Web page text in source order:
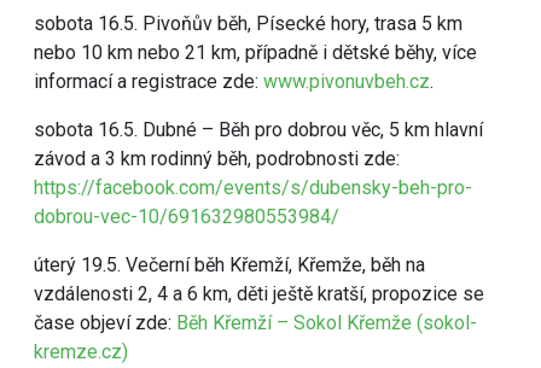
sobota 16.5. Pivoňův běh, Písecké hory, trasa 5 km
nebo 10 km nebo 21 km, případně i dětské běhy, více
informací a registrace zde: www.pivonuvbeh.cz.
sobota 16.5. Dubné – Běh pro dobrou věc, 5 km hlavní
závod a 3 km rodinný běh, podrobnosti zde:
https://facebook.com/events/s/dubensky-beh-pro-
dobrou-vec-10/691632980553984/
úterý 19.5. Večerní běh Křemží, Křemže, běh na
vzdálenosti 2, 4 a 6 km, děti ještě kratší, propozice se
čase objeví zde: Běh Křemží – Sokol Křemže (sokol-
kremze.cz)